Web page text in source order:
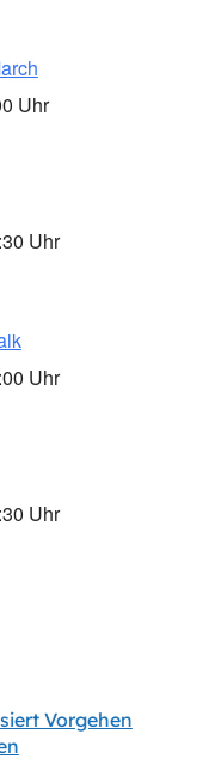
Uhr
Uhr
Uhr
Uhr
Vorgehen